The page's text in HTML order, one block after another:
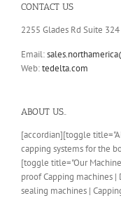
CONTACT US
2255 Glades Rd Suite
Email:
Web:tedelta.com
ABOUT US..
[accordian][toggle
capping systems for the
[toggle title="Our
proof Capping machines
sealing machines |